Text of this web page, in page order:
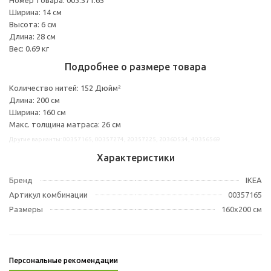
Ширина: 14 см
Высота: 6 см
Длина: 28 см
Вес: 0.69 кг
Подробнее о размере товара
Количество нитей: 152 Дюйм²
Длина: 200 см
Ширина: 160 см
Макс. толщина матраса: 26 см
Характеристики
Бренд
IKEA
Артикул комбинации
00357165
Размеры
160x200 см
Персональные рекомендации